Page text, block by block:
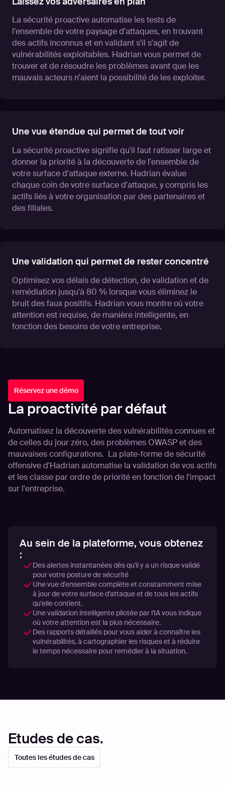
La sécurité proactive automatise les tests de
l'ensemble de votre paysage d'attaques, en trouvant
des actifs inconnus et en validant s'il s'agit de
vulnérabilités exploitables. Hadrian vous permet de
trouver et de résoudre les problèmes avant que les
mauvais acteurs n'aient la possibilité de les exploiter.
Une vue étendue qui permet de tout voir
La sécurité proactive signifie qu'il faut ratisser large et
donner la priorité à la découverte de l'ensemble de
votre surface d'attaque externe. Hadrian évalue
chaque coin de votre surface d'attaque, y compris les
actifs liés à votre organisation par des partenaires et
des filiales.
Une validation qui permet de rester concentré
Optimisez vos délais de détection, de validation et de
remédiation jusqu'à 80 % lorsque vous éliminez le
bruit des faux positifs. Hadrian vous montre où votre
attention est requise, de manière intelligente, en
fonction des besoins de votre entreprise.
La proactivité par défaut
Automatisez la découverte des vulnérabilités connues et
de celles du jour zéro, des problèmes OWASP et des
mauvaises configurations. La plate-forme de sécurité
offensive d'Hadrian automatise la validation de vos actifs
et les classe par ordre de priorité en fonction de l'impact
sur l'entreprise.
Réservez une démo
Au sein de la plateforme, vous obtenez
:
Des alertes instantanées dès qu'il y a un risque validé
pour votre posture de sécurité
Une vue d'ensemble complète et constamment mise
à jour de votre surface d'attaque et de tous les actifs
qu'elle contient.
Une validation intelligente pilotée par l'IA vous indique
où votre attention est la plus nécessaire.
Des rapports détaillés pour vous aider à connaître les
vulnérabilités, à cartographier les risques et à réduire
le temps nécessaire pour remédier à la situation.
Etudes de cas.
Toutes les études de cas